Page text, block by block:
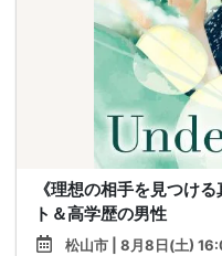
《理想の相手を見つけ
ト＆高学歴の男性
松山市 | 8月8日(土)